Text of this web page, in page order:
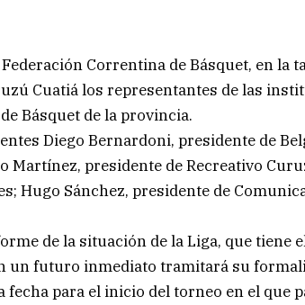
Federación Correntina de Básquet, en la
Cuatiá los representantes de las
Básquet de la provincia.
Diego Bernardoni, presidente de
Martínez, presidente de Recreativo
Hugo Sánchez, presidente de
de la situación de la Liga, que tiene
un futuro inmediato tramitará su
fecha para el inicio del torneo en el que